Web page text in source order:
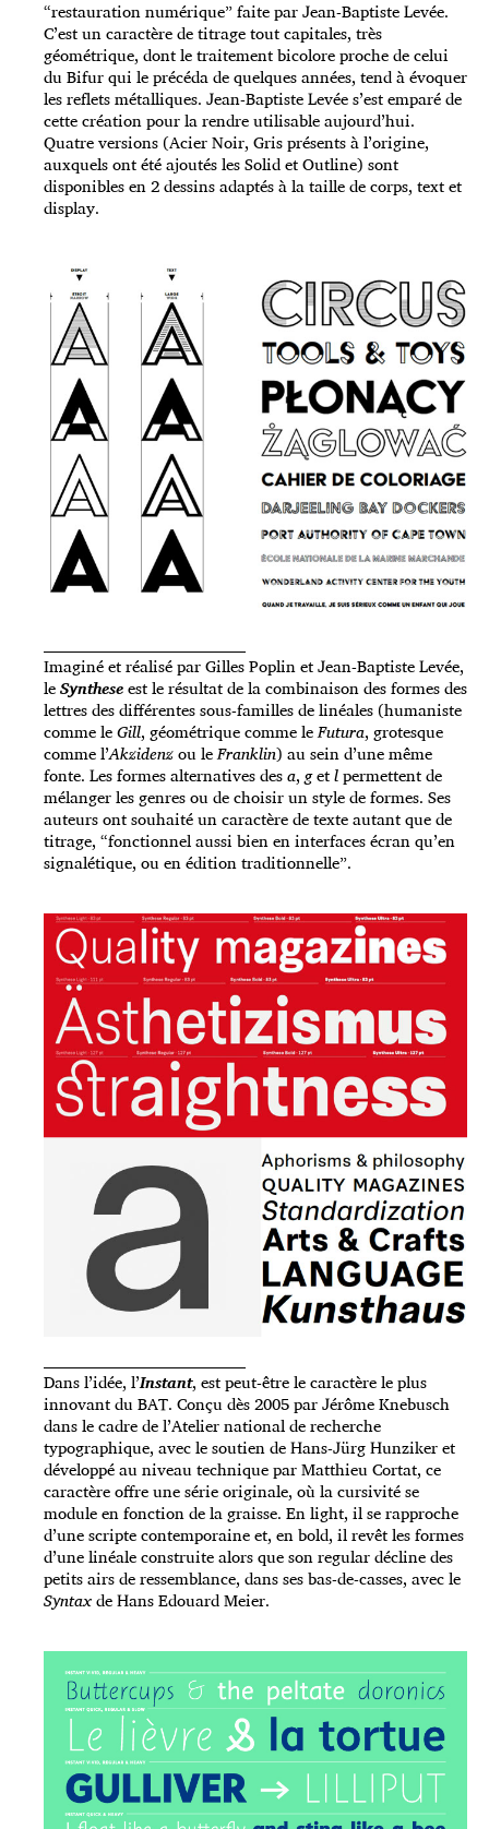
“restauration numérique” faite par Jean-Baptiste Levée.
C’est un caractère de titrage tout capitales, très
géométrique, dont le traitement bicolore proche de celui
du Bifur qui le précéda de quelques années, tend à évoquer
les reflets métalliques. Jean-Baptiste Levée s’est emparé de
cette création pour la rendre utilisable aujourd’hui.
Quatre versions (Acier Noir, Gris présents à l’origine,
auxquels ont été ajoutés les Solid et Outline) sont
disponibles en 2 dessins adaptés à la taille de corps, text et
display.
Imaginé et réalisé par Gilles Poplin et Jean-Baptiste Levée,
leSyntheseest le résultat de la combinaison des formes des
lettres des différentes sous-familles de linéales (humaniste
comme leGill, géométrique comme leFutura, grotesque
comme l’Akzidenzou leFranklin) au sein d’une même
fonte. Les formes alternatives desa,getlpermettent de
mélanger les genres ou de choisir un style de formes. Ses
auteurs ont souhaité un caractère de texte autant que de
titrage, “fonctionnel aussi bien en interfaces écran qu’en
signalétique, ou en édition traditionnelle”.
Dans l’idée, l’Instant, est peut-être le caractère le plus
innovant du BAT. Conçu dès 2005 par Jérôme Knebusch
dans le cadre de l’Atelier national de recherche
typographique, avec le soutien de Hans-Jürg Hunziker et
développé au niveau technique par Matthieu Cortat, ce
caractère offre une série originale, où la cursivité se
module en fonction de la graisse. En light, il se rapproche
d’une scripte contemporaine et, en bold, il revêt les formes
d’une linéale construite alors que son regular décline des
petits airs de ressemblance, dans ses bas-de-casses, avec le
Syntaxde Hans Edouard Meier.